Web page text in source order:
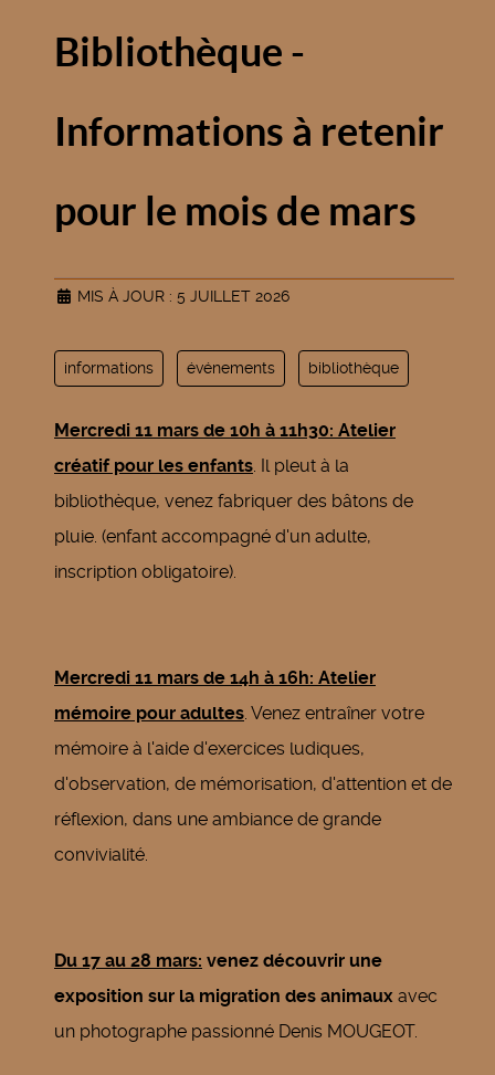
Bibliothèque -
Informations à retenir
pour le mois de mars
MIS À JOUR : 5 JUILLET 2026
informations événements bibliothèque
Mercredi 11 mars de 10h à 11h30: Atelier
créatif pour les enfants . Il pleut à la
bibliothèque, venez fabriquer des bâtons de
pluie. (enfant accompagné d'un adulte,
inscription obligatoire).
Mercredi 11 mars de 14h à 16h: Atelier
mémoire pour adultes . Venez entraîner votre
mémoire à l'aide d'exercices ludiques,
d'observation, de mémorisation, d'attention et de
réflexion, dans une ambiance de grande
convivialité.
Du 17 au 28 mars: venez découvrir une
exposition sur la migration des animaux avec
un photographe passionné Denis MOUGEOT.